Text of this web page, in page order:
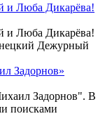
и Люба Дикарёва!
и Люба Дикарёва!
Дежурный
Задорнов»
Задорнов". В
поисками